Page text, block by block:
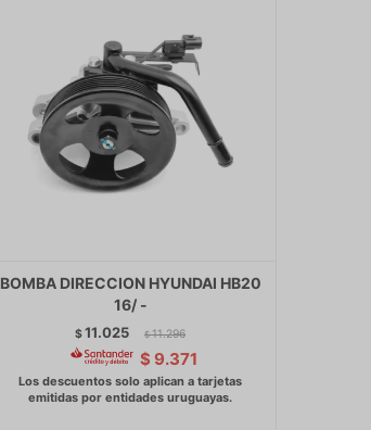
BOMBA DIRECCION HYUNDAI HB20
16/ -
$11.025 $ 11.296
$ 9.371